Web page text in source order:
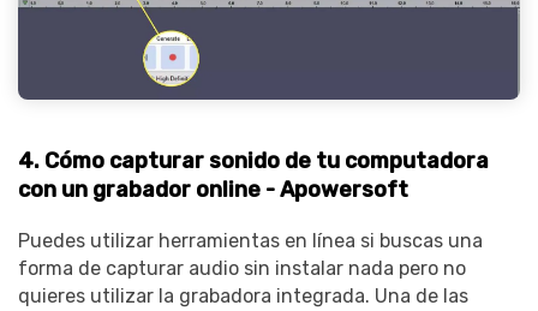
4. Cómo capturar sonido de tu computadora
con un grabador online - Apowersoft
Puedes utilizar herramientas en línea si buscas una
forma de capturar audio sin instalar nada pero no
quieres utilizar la grabadora integrada. Una de las